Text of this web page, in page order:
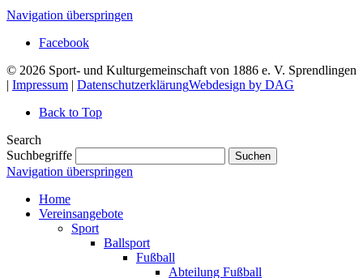
Navigation überspringen
Facebook
© 2026 Sport- und Kulturgemeinschaft von 1886 e. V. Sprendlingen
| Impressum | DatenschutzerklärungWebdesign by DAG
Back to Top
Search
Suchbegriffe
Suchen
Navigation überspringen
Home
Vereinsangebote
Sport
Ballsport
Fußball
Abteilung Fußball